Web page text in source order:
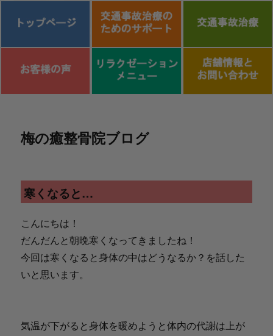
梅の癒整骨院ブログ
寒くなると…
こんにちは！
だんだんと朝晩寒くなってきましたね！
今回は寒くなると身体の中はどうなるか？を話した
いと思います。
気温が下がると身体を暖めようと体内の代謝は上が